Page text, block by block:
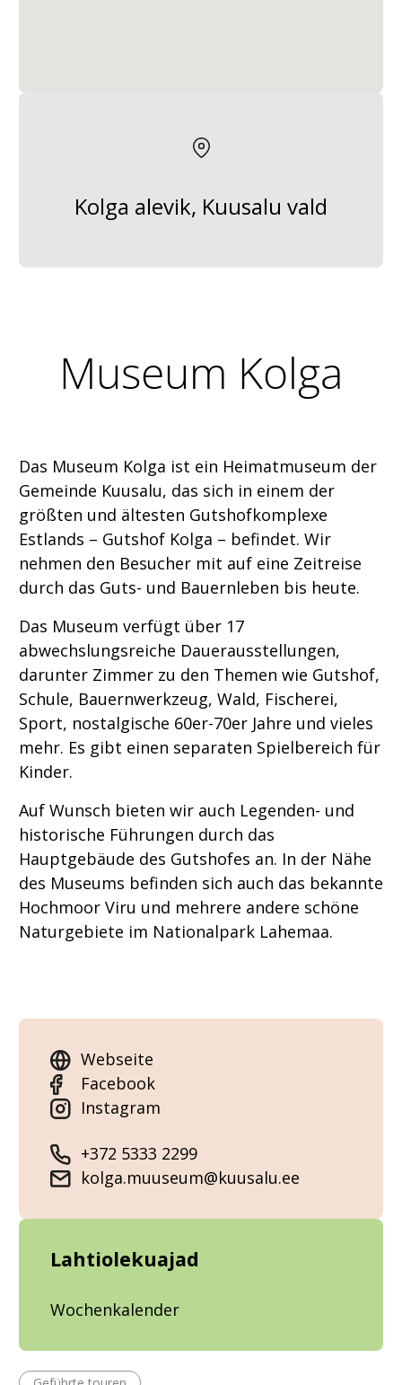
Kolga alevik, Kuusalu vald
Museum Kolga
Das Museum Kolga ist ein Heimatmuseum der
Gemeinde Kuusalu, das sich in einem der
größten und ältesten Gutshofkomplexe
Estlands – Gutshof Kolga – befindet. Wir
nehmen den Besucher mit auf eine Zeitreise
durch das Guts- und Bauernleben bis heute.
Das Museum verfügt über 17
abwechslungsreiche Dauerausstellungen,
darunter Zimmer zu den Themen wie Gutshof,
Schule, Bauernwerkzeug, Wald, Fischerei,
Sport, nostalgische 60er-70er Jahre und vieles
mehr. Es gibt einen separaten Spielbereich für
Kinder.
Auf Wunsch bieten wir auch Legenden- und
historische Führungen durch das
Hauptgebäude des Gutshofes an. In der Nähe
des Museums befinden sich auch das bekannte
Hochmoor Viru und mehrere andere schöne
Naturgebiete im Nationalpark Lahemaa.
Webseite
Facebook
Instagram
+372 5333 2299
kolga.muuseum@kuusalu.ee
Lahtiolekuajad
Wochenkalender